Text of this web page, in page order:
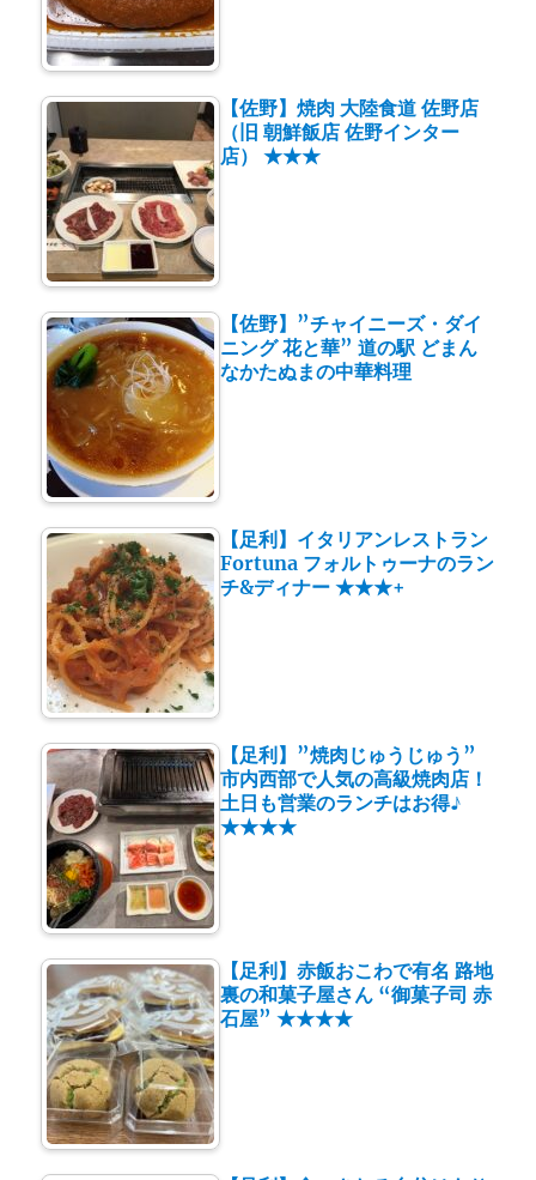
【佐野】焼肉 大陸食道 佐野店
（旧 朝鮮飯店 佐野インター
店） ★★★
【佐野】”チャイニーズ・ダイ
ニング 花と華” 道の駅 どまん
なかたぬまの中華料理
【足利】イタリアンレストラン
Fortuna フォルトゥーナのラン
チ&ディナー ★★★+
【足利】”焼肉じゅうじゅう”
市内西部で人気の高級焼肉店！
土日も営業のランチはお得♪
★★★★
【足利】赤飯おこわで有名 路地
裏の和菓子屋さん “御菓子司 赤
石屋” ★★★★